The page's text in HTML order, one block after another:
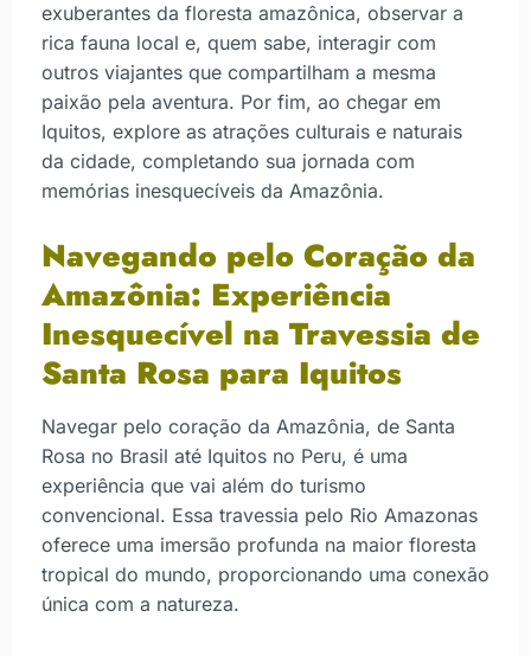
exuberantes da floresta amazônica, observar a
rica fauna local e, quem sabe, interagir com
outros viajantes que compartilham a mesma
paixão pela aventura. Por fim, ao chegar em
Iquitos, explore as atrações culturais e naturais
da cidade, completando sua jornada com
memórias inesquecíveis da Amazônia.
Navegando pelo Coração da
Amazônia: Experiência
Inesquecível na Travessia de
Santa Rosa para Iquitos
Navegar pelo coração da Amazônia, de Santa
Rosa no Brasil até Iquitos no Peru, é uma
experiência que vai além do turismo
convencional. Essa travessia pelo Rio Amazonas
oferece uma imersão profunda na maior floresta
tropical do mundo, proporcionando uma conexão
única com a natureza.